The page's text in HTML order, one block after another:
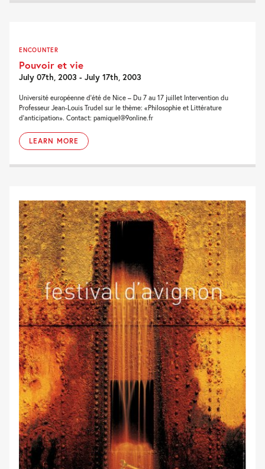
ENCOUNTER
Pouvoir et vie
July 07th, 2003 - July 17th, 2003
Université européenne d’été de Nice – Du 7 au 17 juillet Intervention du
Professeur Jean-Louis Trudel sur le thème: «Philosophie et Littérature
d’anticipation». Contact: pamiquel@9online.fr
LEARN MORE